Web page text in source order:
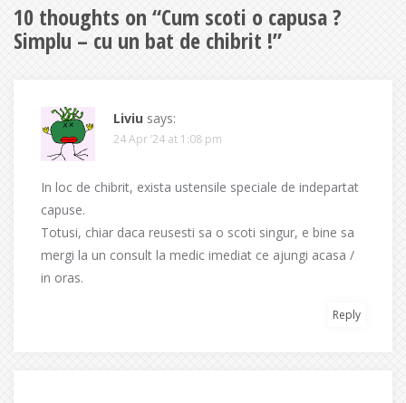
10 thoughts on “Cum scoti o capusa ?
Simplu – cu un bat de chibrit !”
Liviu says:
24 Apr ’24 at 1:08 pm
In loc de chibrit, exista ustensile speciale de indepartat
capuse.
Totusi, chiar daca reusesti sa o scoti singur, e bine sa
mergi la un consult la medic imediat ce ajungi acasa /
in oras.
Reply